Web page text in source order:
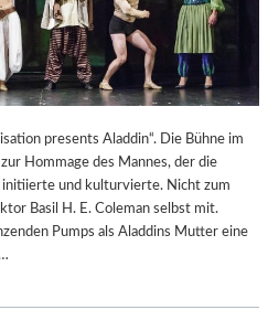
D
I
N
S
Z
N
I
E
R
T
R
presents Aladdin“. Die Bühne im
Hommage des Mannes, der die
und kulturvierte. Nicht zum
Basil H. E. Coleman selbst mit.
Pumps als Aladdins Mutter eine